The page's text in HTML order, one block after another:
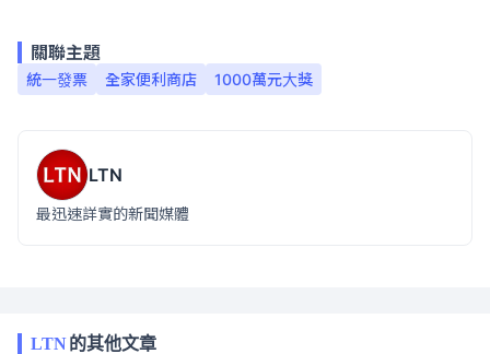
關聯主題
統一發票 全家便利商店 1000萬元大獎
LTN
最迅速詳實的新聞媒體
LTN的其他文章